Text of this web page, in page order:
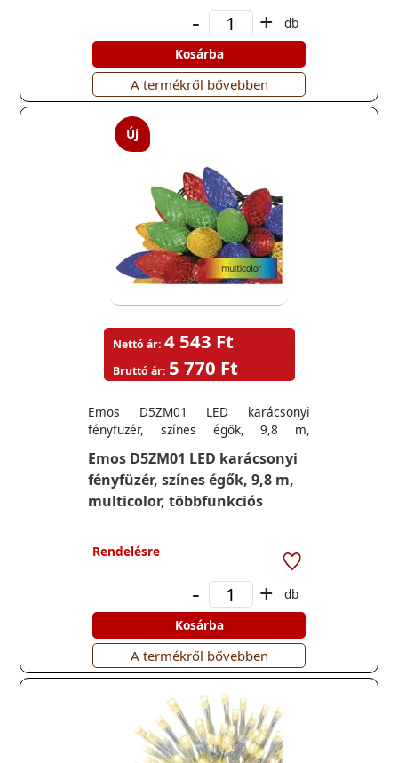
- +
db
Kosárba
A termékről bővebben
Új
Emos D5ZM01 LED karácsonyi
fényfüzér, színes égők, 9,8 m,
multicolor, többfunkciós
Emos D5ZM01 LED karácsonyi
fényfüzér, színes égők, 9,8 m,
Nettó ár: 4 543 Ft
Bruttó ár: 5 770 Ft
Rendelésre
- +
db
Kosárba
A termékről bővebben